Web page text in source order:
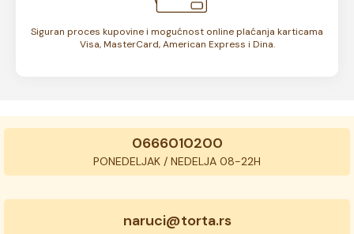
Siguran proces kupovine i mogućnost online plaćanja karticama
Visa, MasterCard, American Express i Dina.
0666010200
PONEDELJAK / NEDELJA 08-22H
naruci@torta.rs